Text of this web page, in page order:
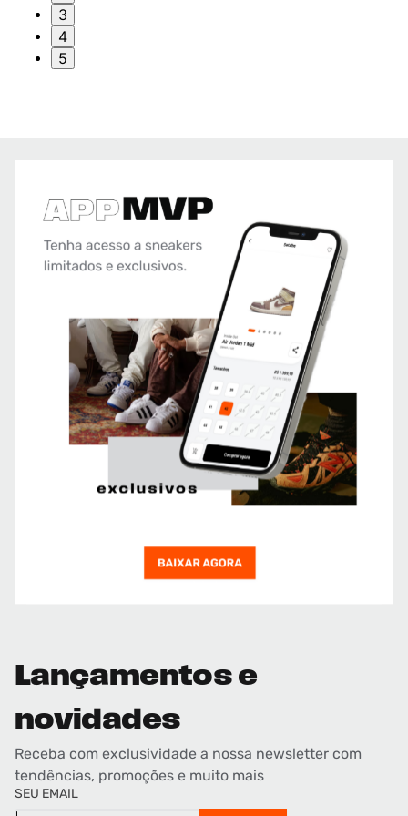
3
4
5
Lançamentos e
novidades
Receba com exclusividade a nossa newsletter com
tendências, promoções e muito mais
SEU EMAIL